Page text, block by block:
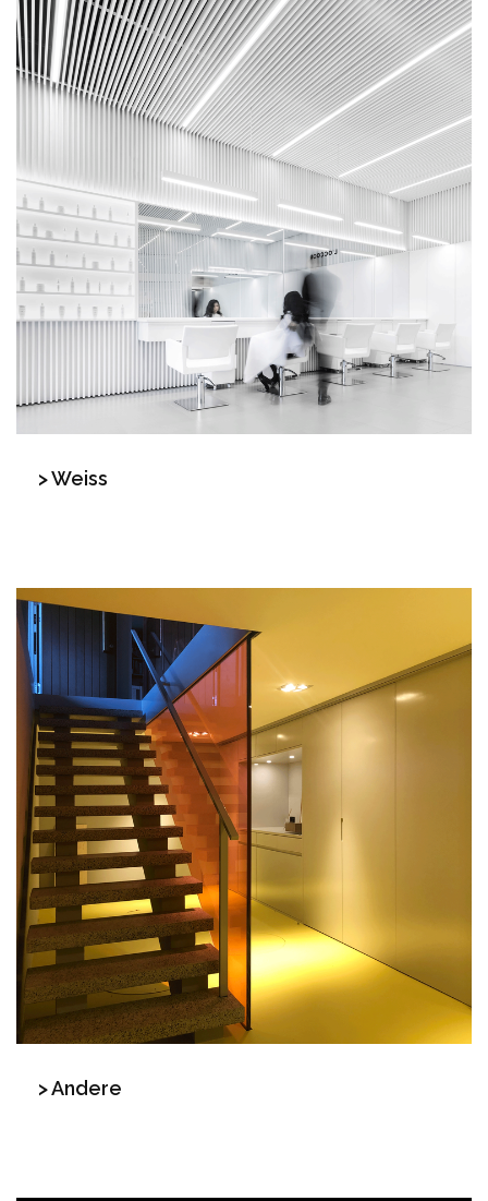
> Weiss
> Andere